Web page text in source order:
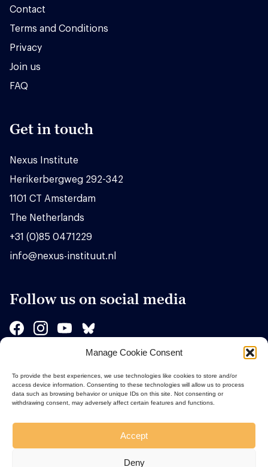
Manage Cookie Consent
To provide the best experiences, we use technologies like cookies to store and/or
access device information. Consenting to these technologies will allow us to process
data such as browsing behavior or unique IDs on this site. Not consenting or
withdrawing consent, may adversely affect certain features and functions.
Accept
Deny
Contact
Terms and Conditions
Privacy
Join us
FAQ
Get in touch
Nexus Institute
Herikerbergweg 292-342
1101 CT Amsterdam
The Netherlands
+31 (0)85 0471229
info@nexus-instituut.nl
Follow us on social media